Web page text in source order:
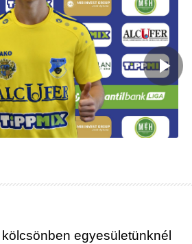
egyesületünknél